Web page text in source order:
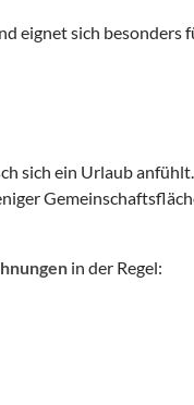
eignet sich besonders
sich ein Urlaub
in der Regel: